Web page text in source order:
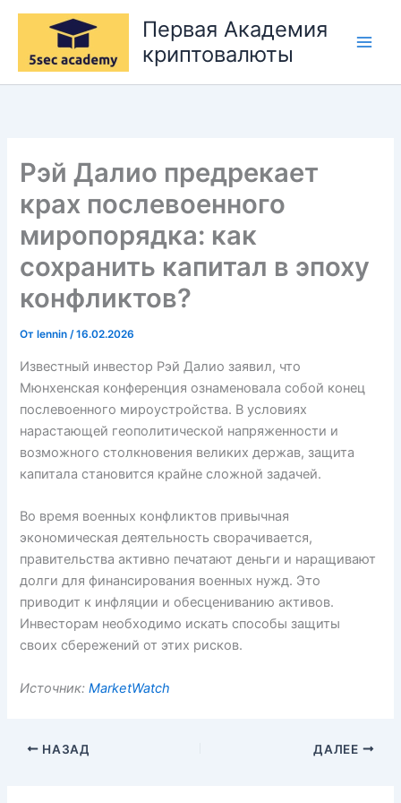
Перейти
содержимому
Первая Академия
криптовалюты
Рэй Далио предрекает
крах послевоенного
миропорядка: как
сохранить капитал в эпоху
конфликтов?
От lennin/16.02.2026
Известный инвестор Рэй Далио заявил, что
Мюнхенская конференция ознаменовала собой конец
послевоенного мироустройства. В условиях
нарастающей геополитической напряженности и
возможного столкновения великих держав, защита
капитала становится крайне сложной задачей.
Во время военных конфликтов привычная
экономическая деятельность сворачивается,
правительства активно печатают деньги и наращивают
долги для финансирования военных нужд. Это
приводит к инфляции и обесцениванию активов.
Инвесторам необходимо искать способы защиты
своих сбережений от этих рисков.
Источник:MarketWatch
НАЗАД ДАЛЕЕ